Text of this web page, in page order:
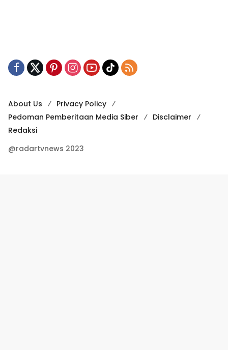
About Us
Privacy Policy
Pedoman Pemberitaan Media Siber
Disclaimer
Redaksi
@radartvnews 2023